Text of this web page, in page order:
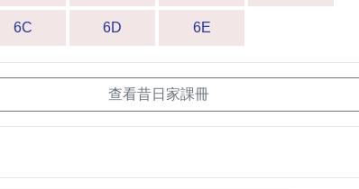
6C 6D 6E
查看昔日家課冊